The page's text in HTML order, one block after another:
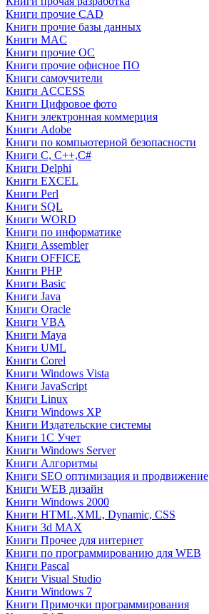
Книги прочие CAD
Книги прочие базы данных
Книги MAC
Книги прочие ОС
Книги прочие офисное ПО
Книги самоучители
Книги ACCESS
Книги Цифровое фото
Книги электронная коммерция
Книги Adobe
Книги по компьютерной безопасности
Книги C, C++,С#
Книги Delphi
Книги EXCEL
Книги Perl
Книги SQL
Книги WORD
Книги по информатике
Книги Assembler
Книги OFFICE
Книги PHP
Книги Basic
Книги Java
Книги Oracle
Книги VBA
Книги Maya
Книги UML
Книги Corel
Книги Windows Vista
Книги JavaScript
Книги Linux
Книги Windows XP
Книги Издательские системы
Книги 1C Учет
Книги Windows Server
Книги Алгоритмы
Книги SEO оптимизация и продвижение
Книги WEB дизайн
Книги Windows 2000
Книги HTML,XML, Dynamic, CSS
Книги 3d MAX
Книги Прочее для интернет
Книги по программированию для WEB
Книги Pascal
Книги Visual Studio
Книги Windows 7
Книги Примочки программирования